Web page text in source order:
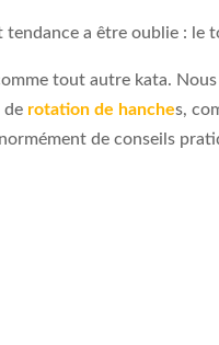
tendance a être oublie : le
tout autre kata.
de rotation de hanches,
de conseils